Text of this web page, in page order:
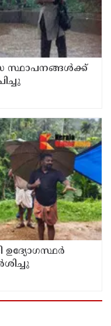
സ്ഥാപനങ്ങള്‍ക്ക്